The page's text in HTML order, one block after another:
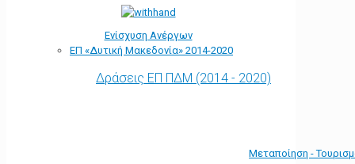
Ενίσχυση Ανέργων
ΕΠ «Δυτική Μακεδονία» 2014-2020
Δράσεις ΕΠ ΠΔΜ (2014 - 2020)
Μεταποίηση -